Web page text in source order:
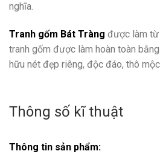
nghĩa.
Tranh gốm Bát Tràng được làm từ
tranh gốm được làm hoàn toàn
hữu nét đẹp riêng, độc đáo, thô
Thông số kĩ thuật
Thông tin sản phẩm: